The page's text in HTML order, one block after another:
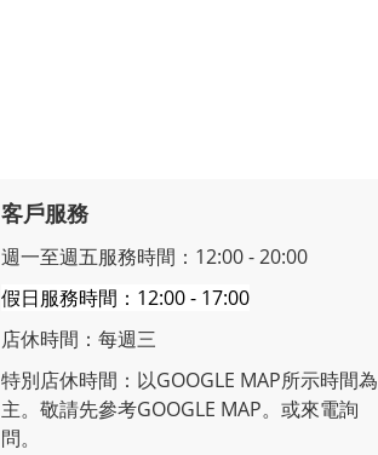
客戶服務
週一至週五服務時間：12:00 - 20:00
假日服務時間：12:00 - 17:00
店休時間：每週三
特別店休時間：以GOOGLE MAP所示時間為
主。敬請先參考GOOGLE MAP。或來電詢
問。